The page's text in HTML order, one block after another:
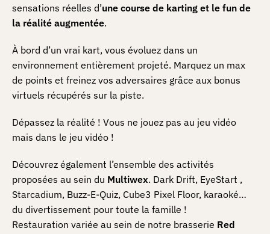
sensations réelles d’une course de karting et le fun de
la réalité augmentée.
À bord d’un vrai kart, vous évoluez dans un
environnement entièrement projeté. Marquez un max
de points et freinez vos adversaires grâce aux bonus
virtuels récupérés sur la piste.
Dépassez la réalité ! Vous ne jouez pas au jeu vidéo
mais dans le jeu vidéo !
Découvrez également l’ensemble des activités
proposées au sein du Multiwex. Dark Drift, EyeStart ,
Starcadium, Buzz-E-Quiz, Cube3 Pixel Floor, karaoké…
du divertissement pour toute la famille !
Restauration variée au sein de notre brasserie Red